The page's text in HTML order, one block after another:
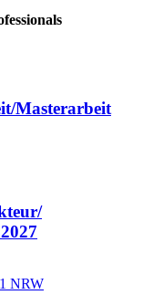
Masterarbeit
NRW